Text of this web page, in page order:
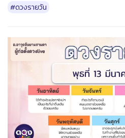
#ดวงรายวัน